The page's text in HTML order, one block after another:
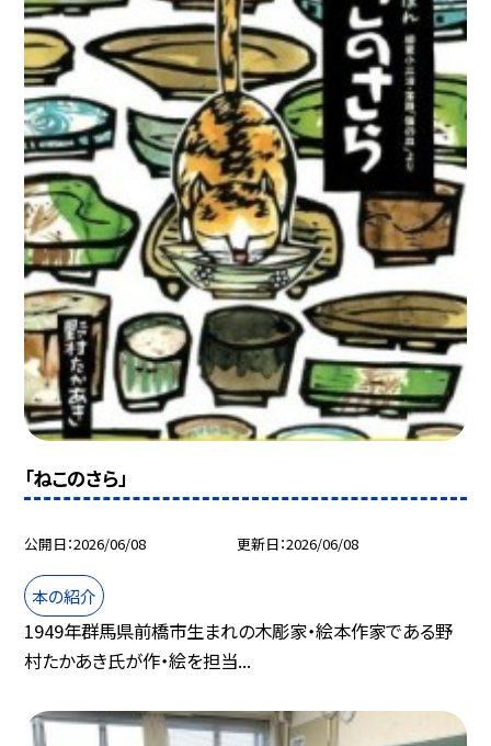
「ねこのさら」
公開日 2026/06/08 更新日 2026/06/08
本の紹介
1949年群馬県前橋市生まれの木彫家・絵本作家である野
村たかあき氏が作・絵を担当...